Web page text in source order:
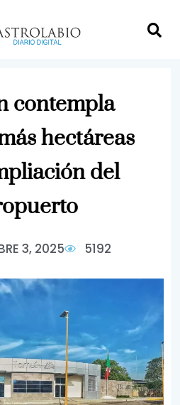
contempla
hectáreas
del
3, 2025 5192